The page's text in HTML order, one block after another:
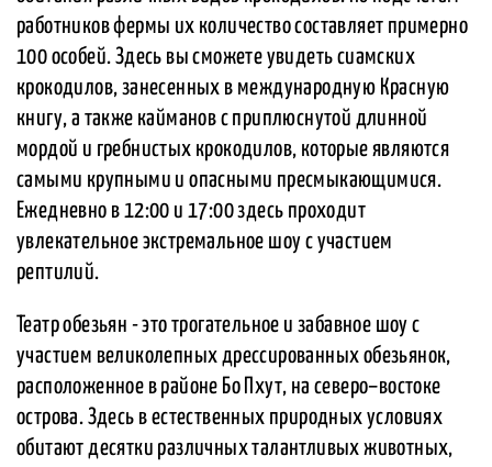
работников фермы их количество составляет примерно
100 особей. Здесь вы сможете увидеть сиамских
крокодилов, занесенных в международную Красную
книгу, а также кайманов с приплюснутой длинной
мордой и гребнистых крокодилов, которые являются
самыми крупными и опасными пресмыкающимися.
Ежедневно в 12:00 и 17:00 здесь проходит
увлекательное экстремальное шоу с участием
рептилий.
Театр обезьян - это трогательное и забавное шоу с
участием великолепных дрессированных обезьянок,
расположенное в районе Бо Пхут, на северо–востоке
острова. Здесь в естественных природных условиях
обитают десятки различных талантливых животных,